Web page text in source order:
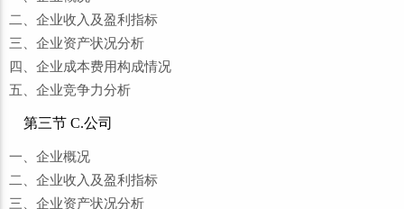
二、企业收入及盈利指标
三、企业资产状况分析
四、企业成本费用构成情况
五、企业竞争力分析
第三节 C.公司
一、企业概况
二、企业收入及盈利指标
三、企业资产状况分析